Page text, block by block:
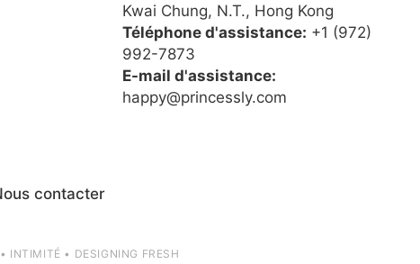
Kwai Chung, N.T., Hong Kong
Téléphone d'assistance: +1 (972)
992-7873
E-mail d'assistance:
happy@princessly.com
contacter
• INTIMITÉ • DESIGNING FRESH